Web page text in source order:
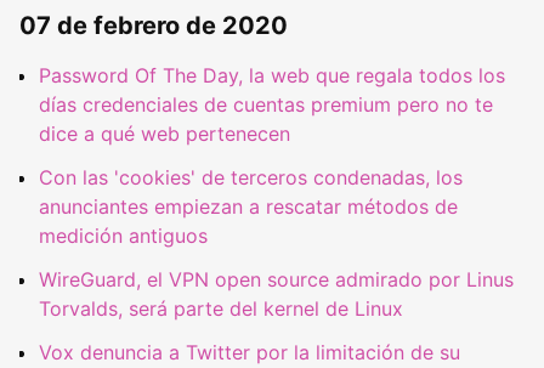
07 de febrero de 2020
Password Of The Day, la web que regala todos los
días credenciales de cuentas premium pero no te
dice a qué web pertenecen
Con las 'cookies' de terceros condenadas, los
anunciantes empiezan a rescatar métodos de
medición antiguos
WireGuard, el VPN open source admirado por Linus
Torvalds, será parte del kernel de Linux
Vox denuncia a Twitter por la limitación de su